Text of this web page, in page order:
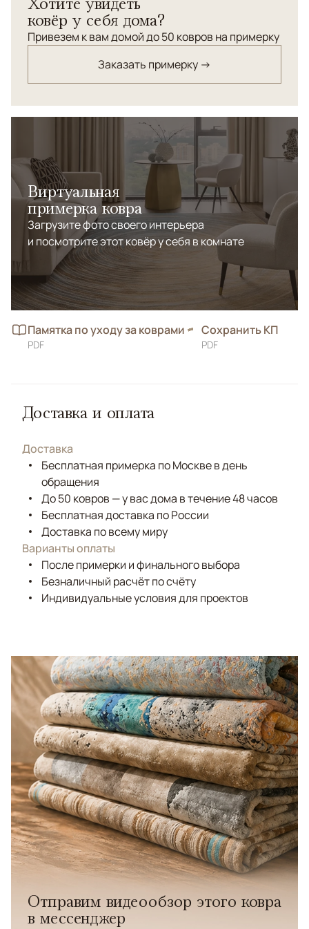
ковёр у себя дома?
Привезем к вам домой до 50 ковров на примерку
Заказать примерку →
Виртуальная
примерка ковра
Загрузите фото своего интерьера
и посмотрите этот ковёр у себя в комнате
Памятка по уходу за коврами
PDF
Сохранить КП
PDF
Доставка и оплата
Доставка
Бесплатная примерка по Москве в день
обращения
До 50 ковров — у вас дома в течение 48 часов
Бесплатная доставка по России
Доставка по всему миру
Варианты оплаты
После примерки и финального выбора
Безналичный расчёт по счёту
Индивидуальные условия для проектов
Отправим видеообзор этого ковра
в мессенджер